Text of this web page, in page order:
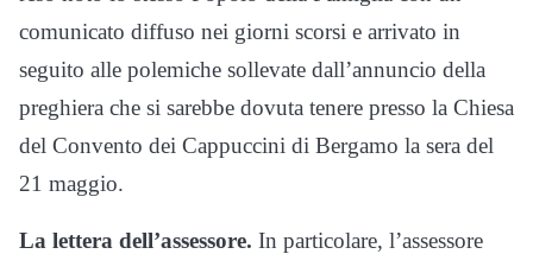
comunicato diffuso nei giorni scorsi e arrivato in
seguito alle polemiche sollevate dall’annuncio della
preghiera che si sarebbe dovuta tenere presso la Chiesa
del Convento dei Cappuccini di Bergamo la sera del
21 maggio.
La lettera dell’assessore. In particolare, l’assessore